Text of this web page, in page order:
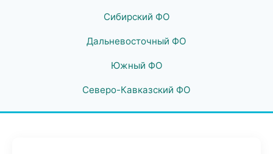
Сибирский ФО
Дальневосточный ФО
Южный ФО
Северо-Кавказский ФО